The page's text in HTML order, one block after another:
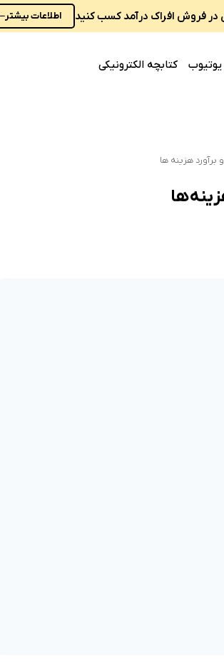
در فروش افراک درآمد کسب کنید اطلاعات بیشتر
کتابچه الکترونیکی
هزینه ها
ها